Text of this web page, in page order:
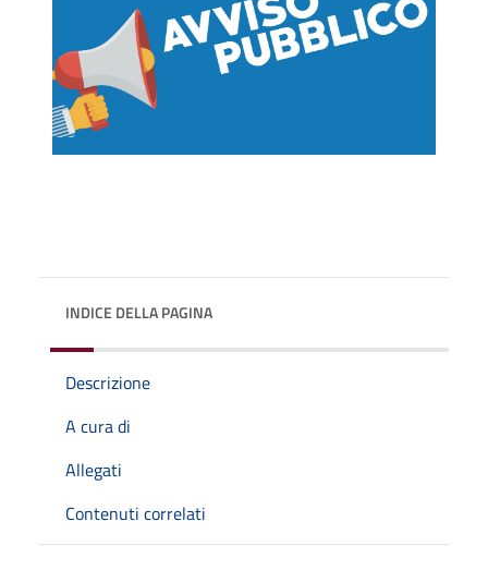
INDICE DELLA PAGINA
Descrizione
A cura di
Allegati
Contenuti correlati